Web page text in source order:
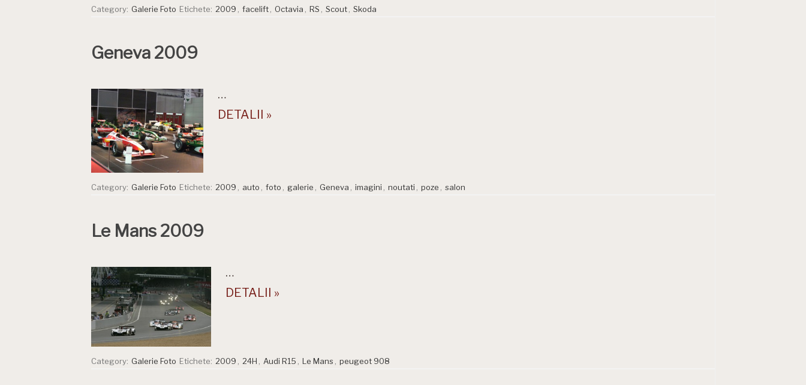
Category: Galerie Foto Etichete: 2009 facelift Octavia RS Scout Skoda
Geneva 2009
…
DETALII »
Category: Galerie Foto Etichete: 2009 auto foto galerie Geneva imagini noutati poze salon
Le Mans 2009
…
DETALII »
Category: Galerie Foto Etichete: 2009 , 24H , Audi R15 , Le Mans , peugeot 908